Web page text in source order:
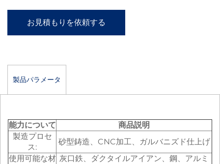
お見積もりを依頼する
製品パラメータ
能力について
商品説明
製造プロセ
ス:
砂型鋳造、CNC加工、ガルバニズド仕上げ
使用可能な材 灰口鉄、ダクタイルアイアン、鋼、アルミ